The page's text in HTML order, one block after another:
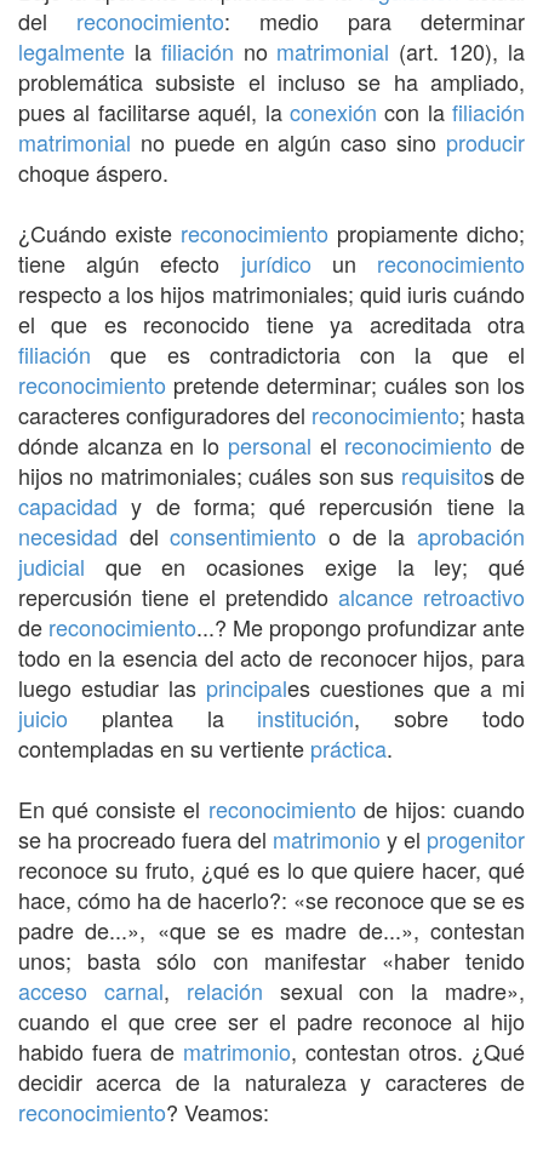
del reconocimiento: medio para determinar
legalmente la filiación no matrimonial (art. 120), la
problemática subsiste el incluso se ha ampliado,
pues al facilitarse aquél, la conexión con la filiación
matrimonial no puede en algún caso sino producir
choque áspero.
¿Cuándo existe reconocimiento propiamente dicho;
tiene algún efecto jurídico un reconocimiento
respecto a los hijos matrimoniales; quid iuris cuándo
el que es reconocido tiene ya acreditada otra
filiación que es contradictoria con la que el
reconocimiento pretende determinar; cuáles son los
caracteres configuradores del reconocimiento; hasta
dónde alcanza en lo personal el reconocimiento de
hijos no matrimoniales; cuáles son sus requisitos de
capacidad y de forma; qué repercusión tiene la
necesidad delconsentimiento o de laaprobación
judicial que en ocasiones exige la ley; qué
repercusión tiene el pretendido alcance retroactivo
de reconocimiento...? Me propongo profundizar ante
todo en la esencia del acto de reconocer hijos, para
luego estudiar las principales cuestiones que a mi
juicio plantea la institución, sobre todo
contempladas en su vertiente práctica.
En qué consiste el reconocimiento de hijos: cuando
se ha procreado fuera del matrimonio y el progenitor
reconoce su fruto, ¿qué es lo que quiere hacer, qué
hace, cómo ha de hacerlo?: «se reconoce que se es
padre de...», «que se es madre de...», contestan
unos; basta sólo con manifestar «haber tenido
acceso carnal, relación sexual con la madre»,
cuando el que cree ser el padre reconoce al hijo
habido fuera de matrimonio, contestan otros. ¿Qué
decidir acerca de la naturaleza y caracteres de
reconocimiento? Veamos: